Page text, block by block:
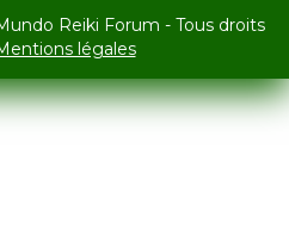
Reiki Forum - Tous droits
légales